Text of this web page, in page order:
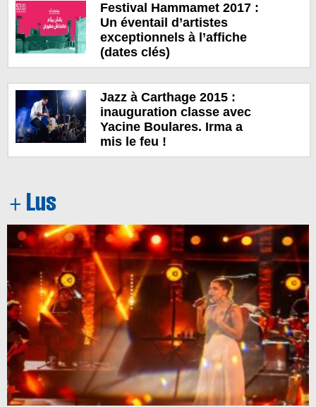
Festival Hammamet 2017 :
Un éventail d’artistes
exceptionnels à l’affiche
(dates clés)
Jazz à Carthage 2015 :
inauguration classe avec
Yacine Boulares. Irma a
mis le feu !